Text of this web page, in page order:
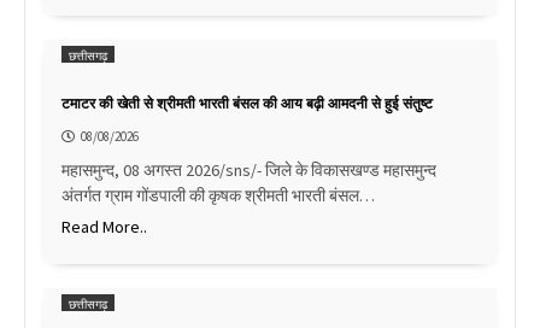
छत्तीसगढ़
टमाटर की खेती से श्रीमती भारती बंसल की आय बढ़ी आमदनी से हुई संतुष्ट
08/08/2026
महासमुन्द, 08 अगस्त 2026/sns/- जिले के विकासखण्ड महासमुन्द
अंतर्गत ग्राम गोंडपाली की कृषक श्रीमती भारती बंसल…
Read More..
छत्तीसगढ़